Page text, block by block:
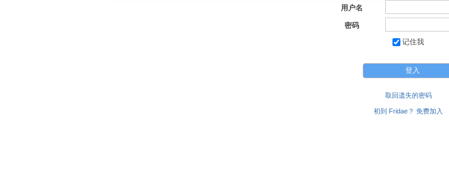
用户名
密码
记住我
取回遗失的密码
初到 Fridae？ 免费加入